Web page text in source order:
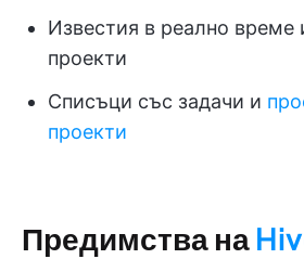
Известия в реално време
проекти
Списъци със задачи и
проекти
Предимства на